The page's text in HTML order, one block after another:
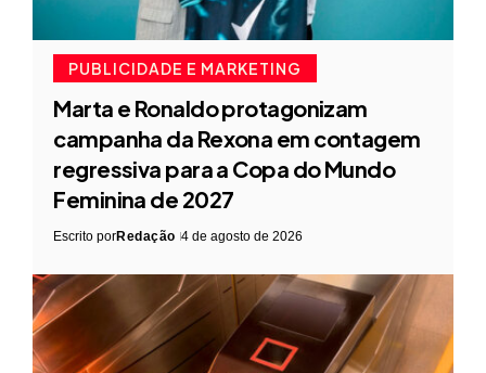
PUBLICIDADE E MARKETING
Marta e Ronaldo protagonizam
campanha da Rexona em contagem
regressiva para a Copa do Mundo
Feminina de 2027
Escrito porRedação 4 de agosto de 2026